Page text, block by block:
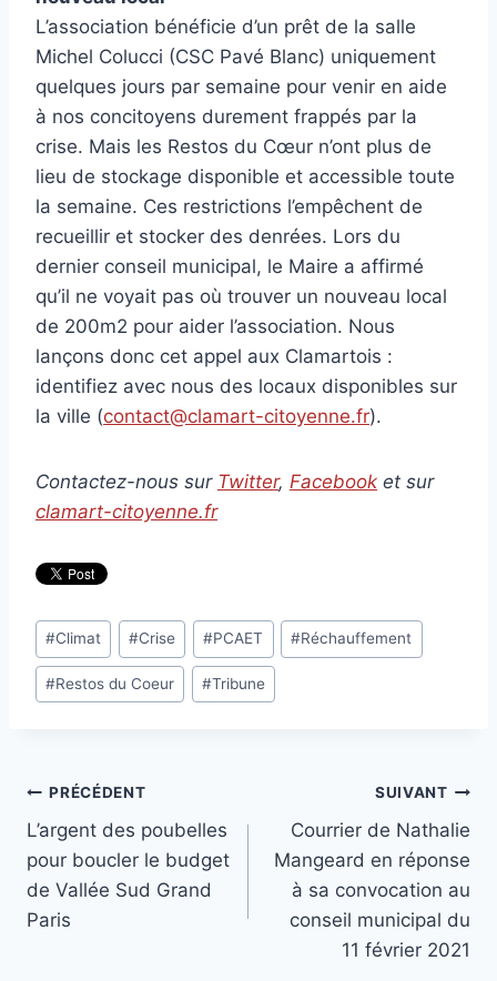
L’association bénéficie d’un prêt de la salle
Michel Colucci (CSC Pavé Blanc) uniquement
quelques jours par semaine pour venir en aide
à nos concitoyens durement frappés par la
crise. Mais les Restos du Cœur n’ont plus de
lieu de stockage disponible et accessible toute
la semaine. Ces restrictions l’empêchent de
recueillir et stocker des denrées. Lors du
dernier conseil municipal, le Maire a affirmé
qu’il ne voyait pas où trouver un nouveau local
de 200m2 pour aider l’association. Nous
lançons donc cet appel aux Clamartois :
identifiez avec nous des locaux disponibles sur
la ville (contact@clamart-citoyenne.fr).
Contactez-nous sur Twitter, Facebook et sur
clamart-citoyenne.fr
Étiquettes
de
la
#Climat #Crise #PCAET #Réchauffement
#Restos du Coeur #Tribune
Navigation
de
l’article
PRÉCÉDENT
L’argent des poubelles
pour boucler le budget
de Vallée Sud Grand
Paris
SUIVANT
Courrier de Nathalie
Mangeard en réponse
à sa convocation au
conseil municipal du
11 février 2021